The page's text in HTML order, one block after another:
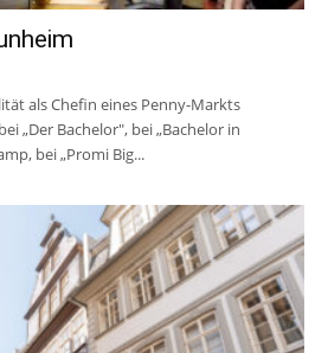
als Chefin eines Penny-Markts
„Der Bachelor", bei „Bachelor in
bei „Promi Big...